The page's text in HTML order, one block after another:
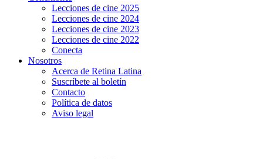
Lecciones de cine 2025
Lecciones de cine 2024
Lecciones de cine 2023
Lecciones de cine 2022
Conecta
Nosotros
Acerca de Retina Latina
Suscríbete al boletín
Contacto
Política de datos
Aviso legal